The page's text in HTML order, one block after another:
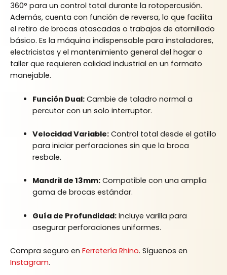
360° para un control total durante la rotopercusión.
Además, cuenta con función de reversa, lo que facilita
el retiro de brocas atascadas o trabajos de atornillado
básico. Es la máquina indispensable para instaladores,
electricistas y el mantenimiento general del hogar o
taller que requieren calidad industrial en un formato
manejable.
Función Dual:Cambie de taladro normal a
percutor con un solo interruptor.
Velocidad Variable:Control total desde el gatillo
para iniciar perforaciones sin que la broca
resbale.
Mandril de 13mm:Compatible con una amplia
gama de brocas estándar.
Guía de Profundidad:Incluye varilla para
asegurar perforaciones uniformes.
Compra seguro en Ferretería Rhino. Síguenos en
Instagram.